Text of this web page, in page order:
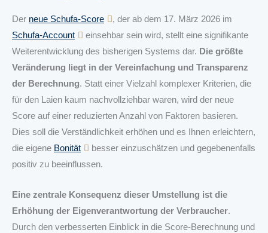
Der neue Schufa-Score
, der ab dem 17. März 2026 im
Schufa-Account
einsehbar sein wird, stellt eine signifikante
Weiterentwicklung des bisherigen Systems dar. Die größte
Veränderung liegt in der Vereinfachung und Transparenz
der Berechnung. Statt einer Vielzahl komplexer Kriterien, die
für den Laien kaum nachvollziehbar waren, wird der neue
Score auf einer reduzierten Anzahl von Faktoren basieren.
Dies soll die Verständlichkeit erhöhen und es Ihnen erleichtern,
die eigene Bonität
besser einzuschätzen und gegebenenfalls
positiv zu beeinflussen.
Eine zentrale Konsequenz dieser Umstellung ist die
Erhöhung der Eigenverantwortung der Verbraucher.
Durch den verbesserten Einblick in die Score-Berechnung und